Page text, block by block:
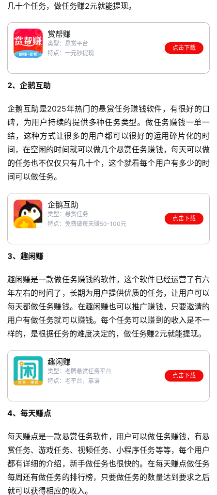
几十个任务，做任务赚2元就能提现。
赏帮赚
类型：悬赏平台
特点：一元秒提现
点击下载
2、企鹅互助
企鹅互助是2025年热门的悬赏任务赚钱软件，有很好的口
碑，为用户持续的提供多种任务类型。做任务赚钱一单一
结，这种方式让很多的用户都可以很好的运用碎片化的时
间，在空闲的时间就可以做几个悬赏任务赚钱，每天可以做
的任务也不仅仅只有几十个，这个就看每个用户有多少的时
间可以做任务。
企鹅互助
类型：悬赏任务
特点：免费做每天赚50-100元
点击下载
3、趣闲赚
趣闲赚是一款做任务赚钱的软件，这个软件已经运营了有六
年左右的时间了，长期为用户提供优质的任务，让用户可以
每天都做任务赚钱。在趣闲赚也可以推广赚钱，只要邀请的
用户有做任务就可以赚钱。每个任务可以赚到的收入是不一
样的，是根据任务的难度决定的，做任务赚2元就能提现。
趣闲赚
类型：老牌悬赏任务平台
特点：老平台，靠谱
点击下载
4、每天赚点
每天赚点是一款悬赏任务软件，用户可以做任务赚钱，有悬
赏任务、游戏任务、视频任务、小程序任务等等，每个用户
都有详细的介绍，新手做任务也很快的。在每天赚点做任务
每周还有做任务的排行榜，只要做任务的数量达到要求之后
就可以获得相应的收入。